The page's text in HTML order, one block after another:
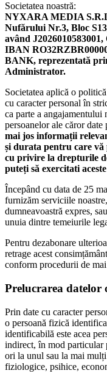
Societatea noastră:
NYXARA MEDIA
Nufărului Nr.3, Bloc
având
IBAN
BANK, reprezentată
Administrator.
Societatea aplică o
cu caracter personal în
ca parte a angajamentului
persoanelor ale căror date
mai jos informații
și durata pentru care vă
cu privire la drepturile
puteți să exercitati
Începând cu data de 25
furnizăm serviciile
dumneavoastră expres,
unuia dintre temeiurile
Pentru dezabonare
retrage acest
conform procedurii de
Prelucrarea datelor
Prin date cu caracter
o persoană fizică
identificabilă este acea
indirect, în mod particular
ori la unul sau la mai
fiziologice, psihice,